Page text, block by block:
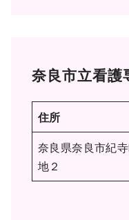
奈良市立看護
住所
奈良県奈良市紀
地２